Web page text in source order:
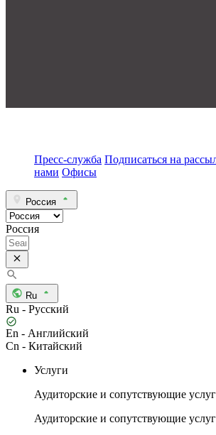
Пресс-служба Подписаться на
нами Офисы
Россия
Россия
Ru
Ru - Русский
En - Английский
Cn - Китайский
Услуги
Аудиторские и сопутствующие
Аудиторские и сопутствующие